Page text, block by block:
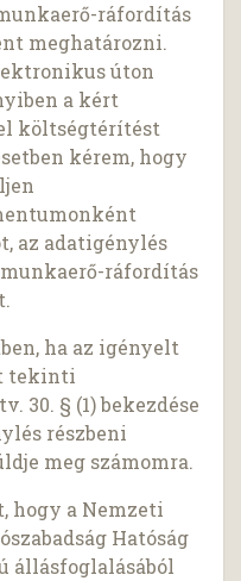
ráfordítás
meghatározni.
úton
a kért
költségtérítést
kérem, hogy
az adatigénylés
ráfordítás
ha az igényelt
tekinti
30. § (1) bekezdése
részbeni
meg számomra.
hogy a Nemzeti
Hatóság
állásfoglalásából